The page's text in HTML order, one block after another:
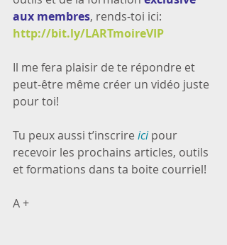
aux membres, rends-toi ici:
http://bit.ly/LARTmoireVIP
Il me fera plaisir de te répondre et
peut-être même créer un vidéo juste
pour toi!
Tu peux aussi t’inscrire ici pour
recevoir les prochains articles, outils
et formations dans ta boite courriel!
A +